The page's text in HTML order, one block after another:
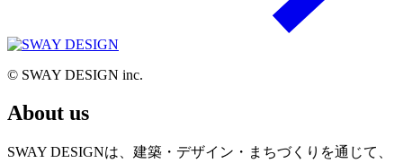
© SWAY DESIGN inc.
About us
SWAY DESIGNは、建築・デザイン・まちづくりを通じて、